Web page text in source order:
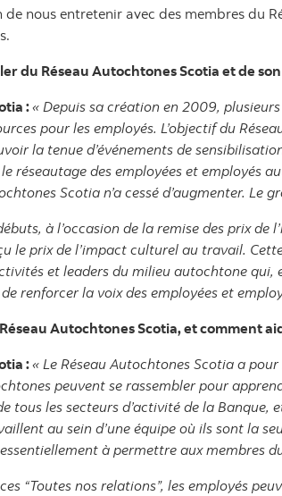
de nous entretenir avec des membres du
du Réseau Autochtones Scotia et de
:« Depuis sa création en 2009,
pour les employés. L’objectif du
la tenue d’événements de
réseautage des employées et employés
Scotia n’a cessé d’augmenter.
à l’occasion de la remise des prix de
le prix de l’impact culturel au travail.
et leaders du milieu autochtone
renforcer la voix des employées et
Autochtones Scotia, et comment
:« Le Réseau Autochtones Scotia a
peuvent se rassembler pour
tous les secteurs d’activité de la
au sein d’une équipe où ils sont la
à permettre aux membres
“Toutes nos relations”, les employés